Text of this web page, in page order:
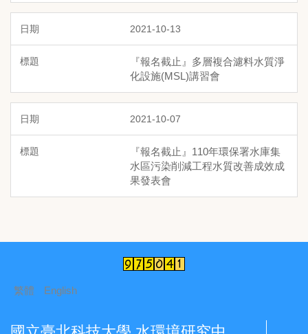
2021-10-13
『報名截止』多層複合濾料水質淨
化設施(MSL)講習會
2021-10-07
『報名截止』110年環保署水庫集
水區污染削減工程水質改善成效成
果發表會
繁體 English